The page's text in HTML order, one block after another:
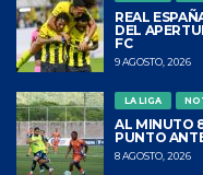
LA
27
REAL
DEL
FC
9 AGOSTO, 2026
LA LIGA
AL MINUTO
PUNTO
8 AGOSTO, 2026